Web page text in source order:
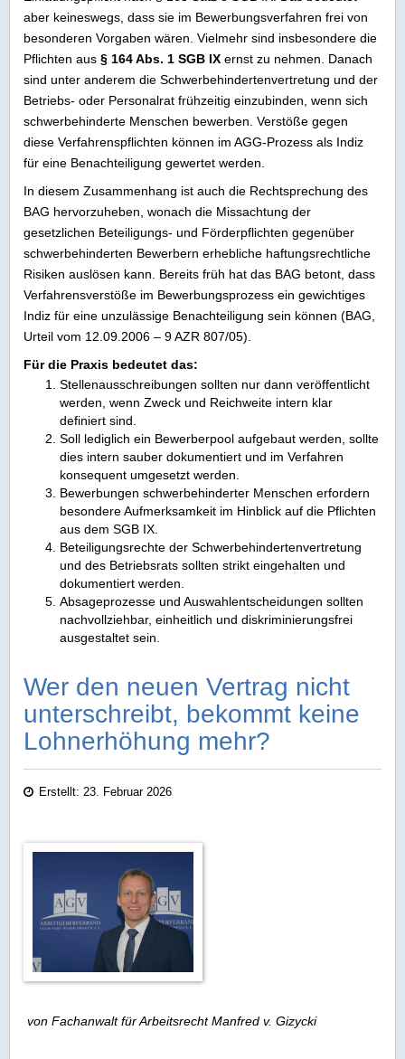
aber keineswegs, dass sie im Bewerbungsverfahren frei von
besonderen Vorgaben wären. Vielmehr sind insbesondere die
Pflichten aus§ 164 Abs. 1 SGB IX ernst zu nehmen. Danach
sind unter anderem die Schwerbehindertenvertretung und der
Betriebs- oder Personalrat frühzeitig einzubinden, wenn sich
schwerbehinderte Menschen bewerben. Verstöße gegen
diese Verfahrenspflichten können im AGG-Prozess als Indiz
für eine Benachteiligung gewertet werden.
In diesem Zusammenhang ist auch die Rechtsprechung des
BAG hervorzuheben, wonach die Missachtung der
gesetzlichen Beteiligungs- und Förderpflichten gegenüber
schwerbehinderten Bewerbern erhebliche haftungsrechtliche
Risiken auslösen kann. Bereits früh hat das BAG betont, dass
Verfahrensverstöße im Bewerbungsprozess ein gewichtiges
Indiz für eine unzulässige Benachteiligung sein können (BAG,
Urteil vom 12.09.2006 – 9 AZR 807/05).
Für die Praxis bedeutet das:
Stellenausschreibungen sollten nur dann veröffentlicht
werden, wenn Zweck und Reichweite intern klar
definiert sind.
Soll lediglich ein Bewerberpool aufgebaut werden, sollte
dies intern sauber dokumentiert und im Verfahren
konsequent umgesetzt werden.
Bewerbungen schwerbehinderter Menschen erfordern
besondere Aufmerksamkeit im Hinblick auf die Pflichten
aus dem SGB IX.
Beteiligungsrechte der Schwerbehindertenvertretung
und des Betriebsrats sollten strikt eingehalten und
dokumentiert werden.
Absageprozesse und Auswahlentscheidungen sollten
nachvollziehbar, einheitlich und diskriminierungsfrei
ausgestaltet sein.
Wer den neuen Vertrag nicht
unterschreibt, bekommt keine
Lohnerhöhung mehr?
Erstellt: 23. Februar 2026
von Fachanwalt für Arbeitsrecht Manfred v. Gizycki